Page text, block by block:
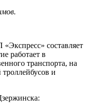
составляет
работает в
транспорта, на
троллейбусов и